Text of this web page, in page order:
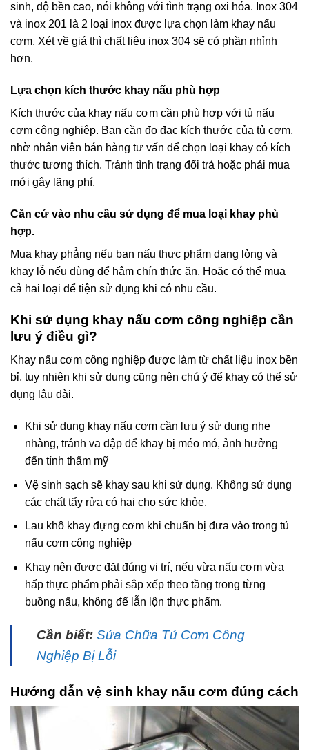
sinh, độ bền cao, nói không với tình trạng oxi hóa. Inox 304
và inox 201 là 2 loại inox được lựa chọn làm khay nấu
cơm. Xét về giá thì chất liệu inox 304 sẽ có phần nhỉnh
hơn.
Lựa chọn kích thước khay nấu phù hợp
Kích thước của khay nấu cơm cần phù hợp với tủ nấu
cơm công nghiệp. Bạn cần đo đạc kích thước của tủ cơm,
nhờ nhân viên bán hàng tư vấn để chọn loại khay có kích
thước tương thích. Tránh tình trạng đổi trả hoặc phải mua
mới gây lãng phí.
Căn cứ vào nhu cầu sử dụng để mua loại khay phù
hợp.
Mua khay phẳng nếu bạn nấu thực phẩm dạng lỏng và
khay lỗ nếu dùng để hâm chín thức ăn. Hoặc có thể mua
cả hai loại để tiện sử dụng khi có nhu cầu.
Khi sử dụng khay nấu cơm công nghiệp cần
lưu ý điều gì?
Khay nấu cơm công nghiệp được làm từ chất liệu inox bền
bỉ, tuy nhiên khi sử dụng cũng nên chú ý để khay có thể sử
dụng lâu dài.
Khi sử dụng khay nấu cơm cần lưu ý sử dụng nhẹ
nhàng, tránh va đập để khay bị méo mó, ảnh hưởng
đến tính thẩm mỹ
Vệ sinh sạch sẽ khay sau khi sử dụng. Không sử dụng
các chất tẩy rửa có hại cho sức khỏe.
Lau khô khay đựng cơm khi chuẩn bị đưa vào trong tủ
nấu cơm công nghiệp
Khay nên được đặt đúng vị trí, nếu vừa nấu cơm vừa
hấp thực phẩm phải sắp xếp theo tầng trong từng
buồng nấu, không để lẫn lộn thực phẩm.
Cần biết: Sửa Chữa Tủ Cơm Công
Nghiệp Bị Lỗi
Hướng dẫn vệ sinh khay nấu cơm đúng cách